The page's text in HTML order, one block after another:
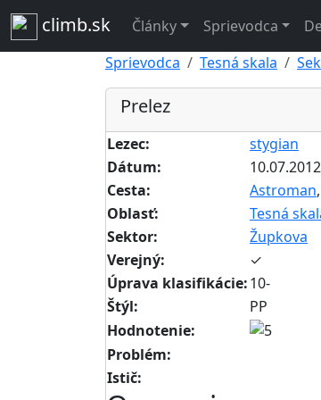
climb.sk Články Sprievodca
Sprievodca
Tesná skala
Prelez
Lezec:
stygian
Dátum:
10.07.2012
Cesta:
Astroman
Oblasť:
Tesná
Sektor:
Župkova
Verejný:
✓
Úprava klasifikácie:10-
Štýl:
PP
Hodnotenie:
Problém:
Istič: